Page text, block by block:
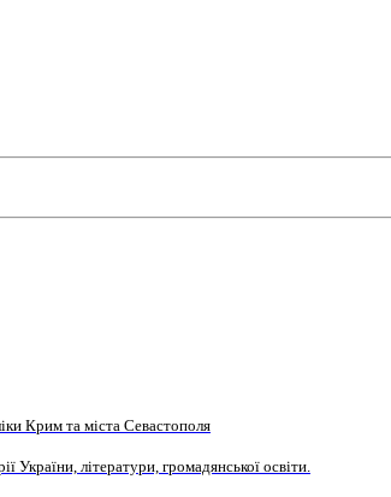
Крим та міста Севастополя
України, літератури, громадянської освіти.